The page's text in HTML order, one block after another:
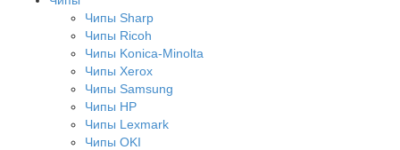
Чипы Sharp
Чипы Ricoh
Чипы Konica-Minolta
Чипы Xerox
Чипы Samsung
Чипы HP
Чипы Lexmark
Чипы OKI